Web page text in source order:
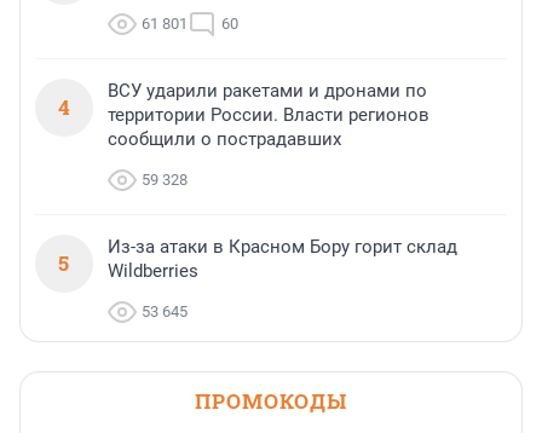
61 801 60
4
ВСУ ударили ракетами и дронами по
территории России. Власти регионов
сообщили о пострадавших
59 328
5
Из-за атаки в Красном Бору горит склад
Wildberries
53 645
ПРОМОКОДЫ